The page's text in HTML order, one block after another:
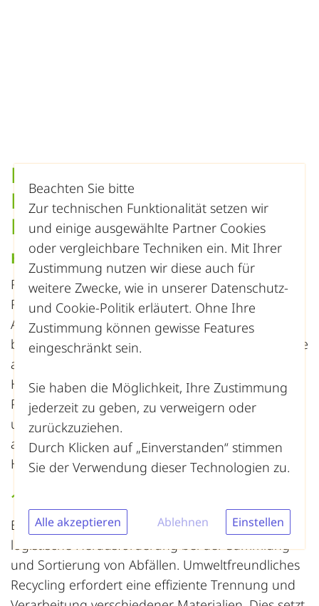
Herausforderungen und
Lösungsansätze im
Recycling
Hintergrund
Recycling ist zweifellos ein wichtiger Schritt in
Richtung Nachhaltigkeit und Umweltschutz.
Allerdings gibt es auch Herausforderungen, die
bei der Umsetzung effektiver Recyclingprogramme
angegangen werden müssen. Diese
Herausforderungen reichen von logistischen
Problemen bis hin zu einer geringen Akzeptanz
und Teilnahme der Öffentlichkeit. Jedoch gibt es
auch Lösungsansätze, die helfen können, diese
Hindernisse zu überwinden.
1. Logistische Hürden
Eines der Hauptprobleme im Recycling ist die
logistische Herausforderung bei der Sammlung
und Sortierung von Abfällen. Umweltfreundliches
Recycling erfordert eine effiziente Trennung und
Beachten Sie bitte
Zur technischen Funktionalität setzen wir
und einige ausgewählte Partner Cookies
oder vergleichbare Techniken ein. Mit Ihrer
Zustimmung nutzen wir diese auch für
weitere Zwecke, wie in unserer Datenschutz-
und Cookie-Politik erläutert. Ohne Ihre
Zustimmung können gewisse Features
eingeschränkt sein.
Sie haben die Möglichkeit, Ihre Zustimmung
jederzeit zu geben, zu verweigern oder
zurückzuziehen.
Durch Klicken auf „Einverstanden“ stimmen
Sie der Verwendung dieser Technologien zu.
Alle akzeptieren Einstellen
Ablehnen